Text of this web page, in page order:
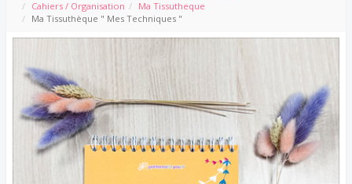
Cahiers / Organisation
Ma Tissutheque
Ma Tissuthèque " Mes Techniques "